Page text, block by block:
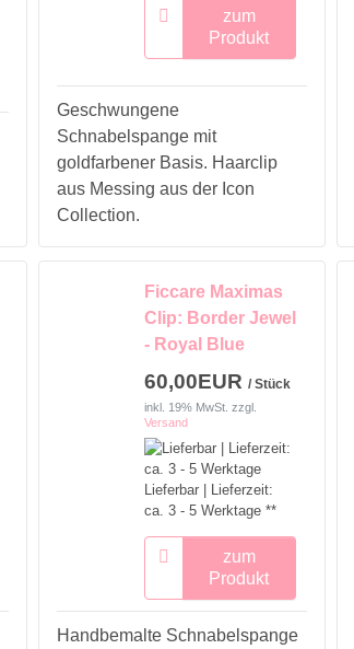
zum
Produkt
Geschwungene
Schnabelspange mit
goldfarbener Basis. Haarclip
aus Messing aus der Icon
Collection.
Ficcare Maximas
Clip: Border Jewel
- Royal Blue
60,00EUR / Stück
inkl. 19% MwSt. zzgl.
Versand
Lieferbar | Lieferzeit:
ca. 3 - 5 Werktage **
zum
Produkt
Handbemalte Schnabelspange